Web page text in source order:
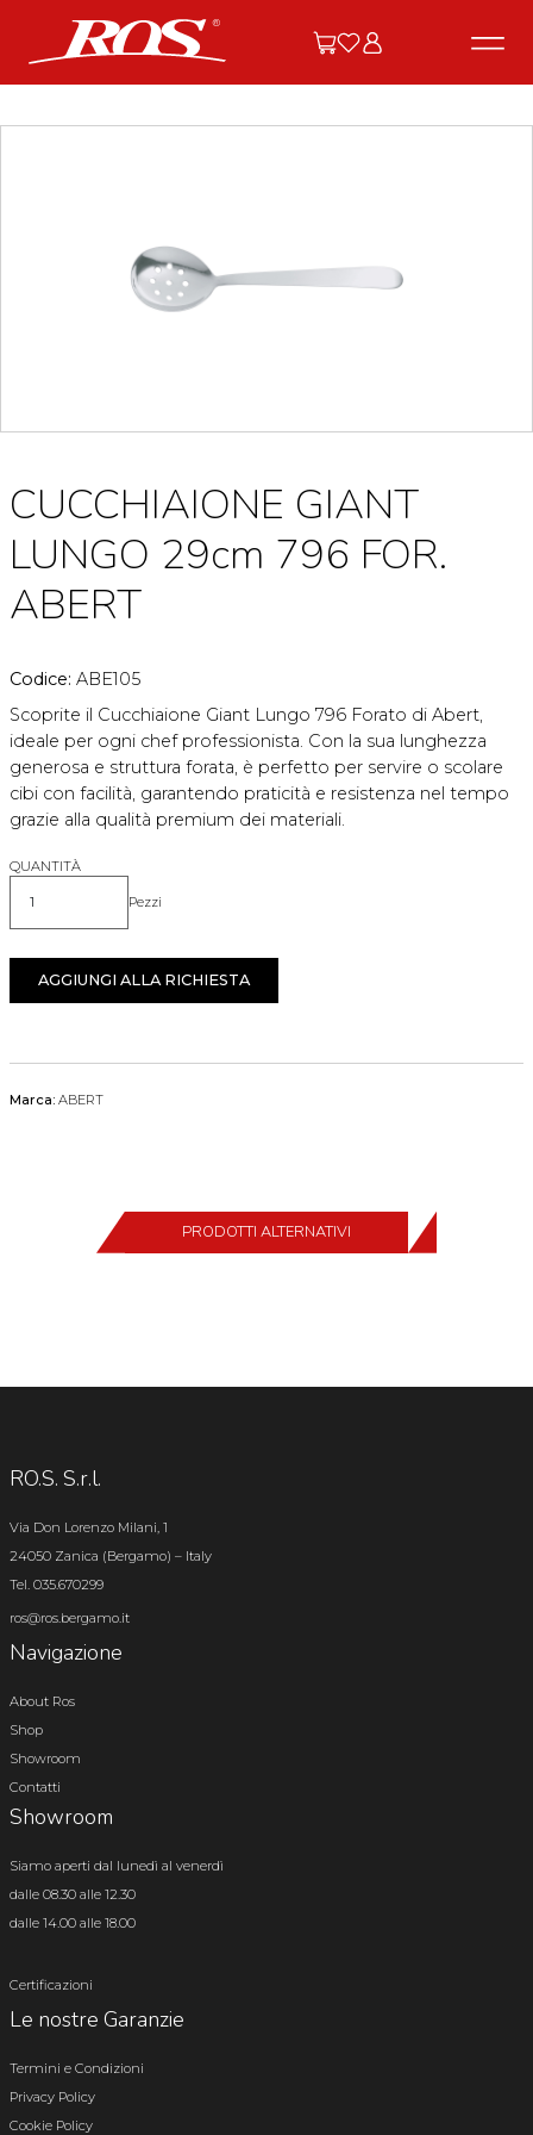
CUCCHIAIONE GIANT
LUNGO 29cm 796 FOR.
ABERT
Codice: ABE105
Scoprite il Cucchiaione Giant Lungo 796 Forato di Abert,
ideale per ogni chef professionista. Con la sua lunghezza
generosa e struttura forata, è perfetto per servire o scolare
cibi con facilità, garantendo praticità e resistenza nel tempo
grazie alla qualità premium dei materiali.
QUANTITÀ
Quantità Pezzi
AGGIUNGI ALLA RICHIESTA
Marca: ABERT
PRODOTTI ALTERNATIVI
RO.S. S.r.l.
Via Don Lorenzo Milani, 1
24050 Zanica (Bergamo) – Italy
Tel. 035.670299
ros@ros.bergamo.it
Navigazione
About Ros
Shop
Showroom
Contatti
Showroom
Siamo aperti dal lunedì al venerdì
dalle 08.30 alle 12.30
dalle 14.00 alle 18.00
Certificazioni
Le nostre Garanzie
Termini e Condizioni
Privacy Policy
Cookie Policy